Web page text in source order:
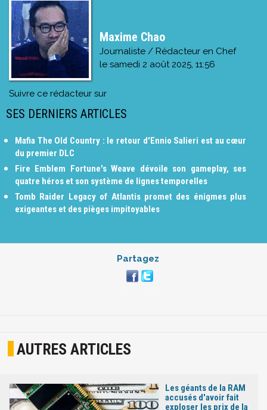
Maxime Chao
Journaliste / Rédacteur en Chef
le samedi 2 août 2025, 11:56
Suivre ce rédacteur sur
SES DERNIERS ARTICLES
Mafia The Old Country : le retour d'Ennio Salieri est au cœur
du premier DLC
Fire Emblem Fortune's Weave dévoile son gameplay, ses
quatre héros et son système de lignes temporelles
Tomb Raider Legacy of Atlantis promet des énigmes plus
exigeantes et des pièges impitoyables
Partagez
AUTRES ARTICLES
Les géants de la RAM
accusés d'avoir fait
exploser les prix de la